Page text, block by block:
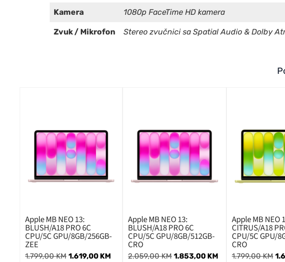
Kamera 1080p FaceTime HD kamera
Zvuk / Mikrofon Stereo zvučnici sa Spatial Audio & Dolby
Apple MB NEO 13:
BLUSH/A18 PRO 6C
CPU/5C GPU/8GB/256GB-
ZEE
1.799,00KM 1.619,00 KM
Apple MB NEO 13:
BLUSH/A18 PRO 6C
CPU/5C GPU/8GB/512GB-
CRO
2.059,00KM 1.853,00 KM
Apple MB NEO
CITRUS/A18
CPU/5C GPU/
CRO
1.799,00KM